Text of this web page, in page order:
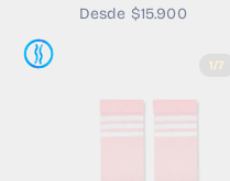
Precio de oferta
Desde $15.900
1/7